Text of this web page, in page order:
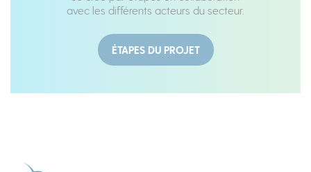
avec les différents acteurs du secteur.
ÉTAPES DU PROJET